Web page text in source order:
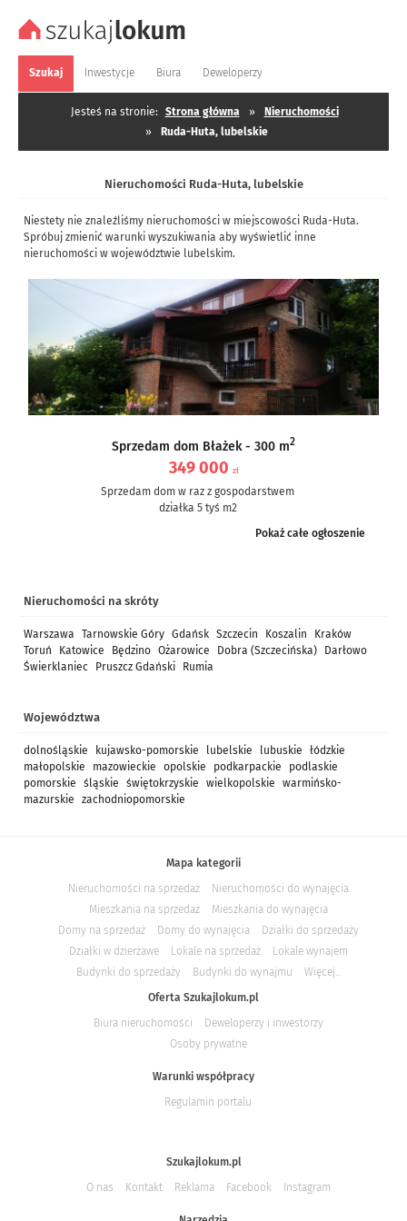
Szukaj Inwestycje Biura Deweloperzy
Jesteś na stronie: Strona główna »
Nieruchomości
»
Ruda-Huta, lubelskie
Nieruchomości Ruda-Huta, lubelskie
Niestety nie znaleźliśmy nieruchomości w miejscowości Ruda-Huta.
Spróbuj zmienić warunki wyszukiwania aby wyświetlić inne
nieruchomości w województwie lubelskim.
Sprzedam dom Błażek - 300 m2
349 000 zł
Sprzedam dom w raz z gospodarstwem
działka 5 tyś m2
Pokaż całe ogłoszenie
Nieruchomości na skróty
Warszawa Tarnowskie Góry Gdańsk Szczecin Koszalin
Kraków
Toruń
Katowice Będzino Ożarowice Dobra (Szczecińska)
Darłowo
Świerklaniec
Pruszcz Gdański Rumia
Województwa
dolnośląskie kujawsko-pomorskie lubelskie lubuskie
łódzkie
małopolskie
mazowieckie opolskie podkarpackie
podlaskie
pomorskie
śląskie świętokrzyskie wielkopolskie
warmińsko-
mazurskie
zachodniopomorskie
Mapa kategorii
Nieruchomości na sprzedaż
Nieruchomości do wynajęcia
Mieszkania na sprzedaż
Mieszkania do wynajęcia
Domy na sprzedaż
Domy do wynajęcia
Działki do sprzedaży
Działki w dzierżawe
Lokale na sprzedaż
Lokale wynajem
Budynki do sprzedaży
Budynki do wynajmu
Więcej...
Oferta Szukajlokum.pl
Biura nieruchomości
Deweloperzy i inwestorzy
Osoby prywatne
Warunki współpracy
Regulamin portalu
Szukajlokum.pl
O nas
Kontakt Reklama Facebook Instagram